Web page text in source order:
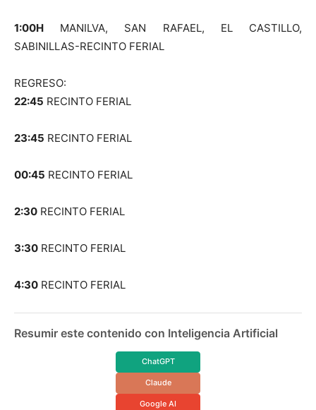
1:00H MANILVA, SAN RAFAEL, EL CASTILLO,
SABINILLAS-RECINTO FERIAL
REGRESO:
22:45 RECINTO FERIAL
23:45 RECINTO FERIAL
00:45 RECINTO FERIAL
2:30 RECINTO FERIAL
3:30 RECINTO FERIAL
4:30 RECINTO FERIAL
Resumir este contenido con Inteligencia Artificial
ChatGPT
Claude
Google AI